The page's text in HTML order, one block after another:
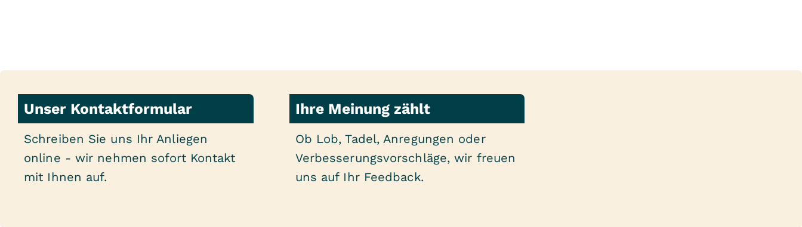
Unser Kontaktformular
Schreiben Sie uns Ihr Anliegen
online - wir nehmen sofort Kontakt
mit Ihnen auf.
Ihre Meinung zählt
Ob Lob, Tadel, Anregungen oder
Verbesserungsvorschläge, wir freuen
uns auf Ihr Feedback.